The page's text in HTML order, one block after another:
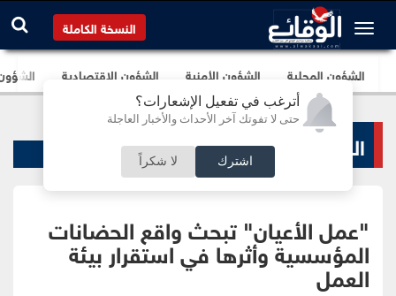
أترغب في تفعيل الإشعارات؟
حتى لا تفوتك آخر الأحداث والأخبار العاجلة
اشترك لا شكراً
النسخة الكاملة
الشؤون المحلية الشؤون الأمنية الشؤون الإقتصادية
الشؤون البرلمانية
"عمل الأعيان" تبحث واقع الحضانات
المؤسسية وأثرها في استقرار بيئة
العمل